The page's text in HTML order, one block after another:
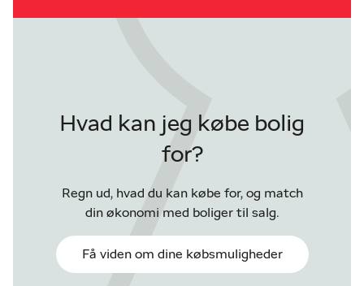
Hvad kan jeg købe bolig
for?
Regn ud, hvad du kan købe for, og match
din økonomi med boliger til salg.
Få viden om dine købsmuligheder